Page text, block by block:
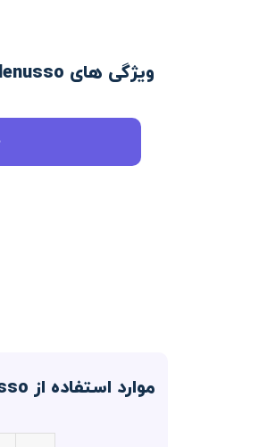
ویژگی های Menusso
موارد استفاده از Menusso